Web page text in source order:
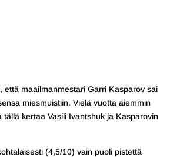
että maailmanmestari Garri Kasparov sai
miesmuistiin. Vielä vuotta aiemmin
kertaa Vasili Ivantshuk ja Kasparovin
(4,5/10) vain puoli pistettä